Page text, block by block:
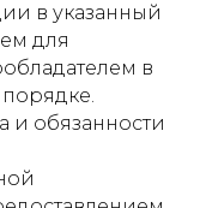
в указанный
для
в
и обязанности